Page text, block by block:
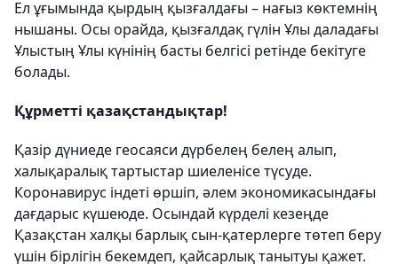
Ел ұғымында қырдың қызғалдағы – нағыз көктемнің
нышаны. Осы орайда, қызғалдақ гүлін Ұлы даладағы
Ұлыстың Ұлы күнінің басты белгісі ретінде бекітуге
болады.
Құрметті қазақстандықтар!
Қазір дүниеде геосаяси дүрбелең белең алып,
халықаралық тартыстар шиеленісе түсуде.
Коронавирус індеті өршіп, әлем экономикасындағы
дағдарыс күшеюде. Осындай күрделі кезеңде
Қазақстан халқы барлық сын-қатерлерге төтеп беру
үшін бірлігін бекемдеп, қайсарлық танытуы қажет.